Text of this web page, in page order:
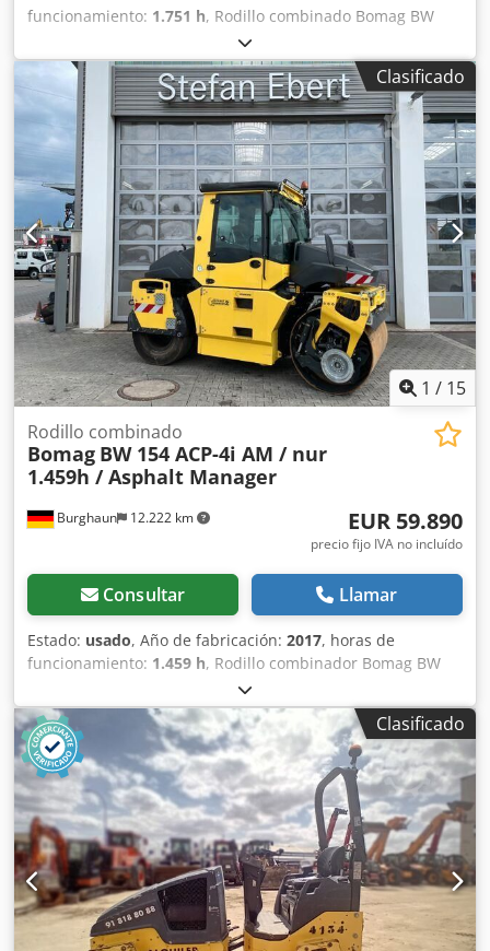
funcionamiento: 1.751 h, Rodillo combinado Bomag BW
154 ACP-4i AM, año de fabricación: 2017, horas de
funcionamiento: solo 1.751 horas, motor: Kubota [55,4
kW/75 CV], sistema Asphalt Manager 2, cortadora de
asfalto a ambos lados, peso: 7.400 kg, tambor con
superficie lisa, buen estado, listo para su uso inmediato. Si
lo desea, le ofreceremos una opción de arrendamiento o
financiación. El Sr. Mihm (tel. ) estará encantado de
atenderle. Para obtener más información, visite nuestra
página web. Salvo errores y venta previa. Posibilidad de
alquiler. = Más información = Dwsdpjzq Tztsfx Ag Usa
Póngase en contacto con Tobias Ebert para obtener más
información.
Clasificado
1 / 15
Burghaun 12.222 km
Rodillo combinado
Bomag BW 154 ACP-4i AM / nur
1.459h / Asphalt Manager
EUR 59.890
precio fijo IVA no incluído
Consultar Llamar
Estado: usado, Año de fabricación: 2017, horas de
funcionamiento: 1.459 h, Rodillo combinador Bomag BW
154 ACP-4i AM, año de fabricación: 2017, horas de
funcionamiento: solo 1459 horas, motor: Kubota [55,4
kW/75 CV], Asphalt Manager 2, cortador de asfalto a la
derecha, peso: 7400 kg, banda de rodadura lisa, buen
estado, listo para su uso inmediato. Si lo desea, le
ofreceremos una propuesta de arrendamiento o
financiación; el Sr. Mihm (tel. ) estará encantado de
ayudarle. Para obtener más información, visite nuestra
página web. Salvo errores y venta previa. Posibilidad de
alquiler. = Más información = Póngase en contacto con
Tobias Ebert para obtener más información. Dwedpfx Aszq
Tzmsg Usa
Clasificado